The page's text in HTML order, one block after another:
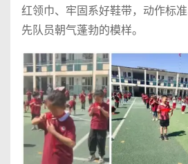
红领巾、牢固系好鞋带，动作标
先队员朝气蓬勃的模样。